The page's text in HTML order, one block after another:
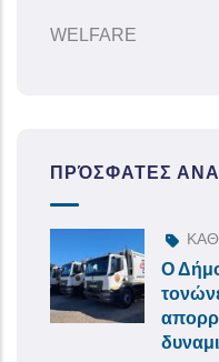
WELFARE
ΠΡΌΣΦΑΤΕΣ
Ο